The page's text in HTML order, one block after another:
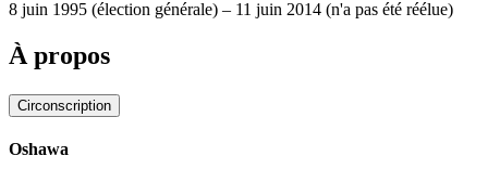
8 juin 1995 (élection générale) – 11 juin 2014 (n'a pas été réélue)
À propos
Circonscription
Oshawa